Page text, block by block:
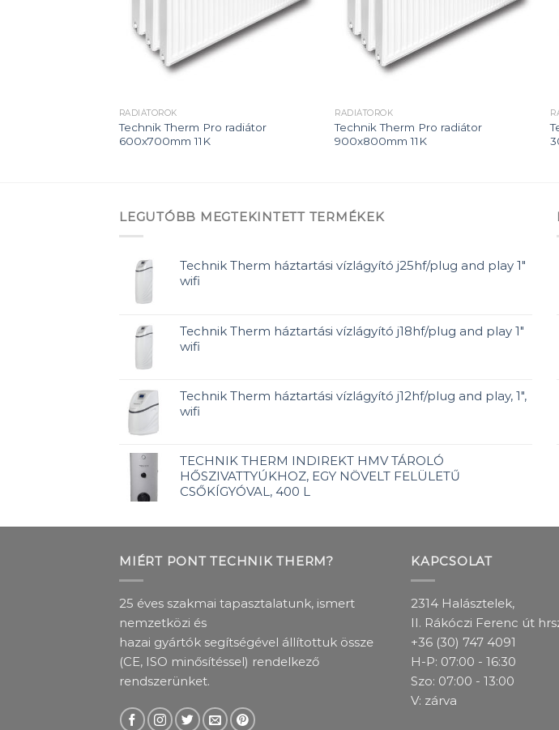
RADIÁTOROK
Technik Therm Pro radiátor
600x700mm 11K
RADIÁTOROK
Technik Therm Pro radiátor
900x800mm 11K
LEGUTÓBB MEGTEKINTETT TERMÉKEK
Technik Therm háztartási vízlágyító j25hf/plug and play 1"
wifi
Technik Therm háztartási vízlágyító j18hf/plug and play 1"
wifi
Technik Therm háztartási vízlágyító j12hf/plug and play, 1",
wifi
TECHNIK THERM INDIREKT HMV TÁROLÓ
HŐSZIVATTYÚKHOZ, EGY NÖVELT FELÜLETŰ
CSŐKÍGYÓVAL, 400 L
MIÉRT PONT TECHNIK THERM?
25 éves szakmai tapasztalatunk, ismert
nemzetközi és
hazai gyártók segítségével állítottuk össze
(CE, ISO minősítéssel) rendelkező
rendszerünket.
KAPCSOLAT
2314 Halásztelek,
II. Rákóczi Ferenc út
+36 (30) 747 4091
H-P: 07:00 - 16:30
Szo: 07:00 - 13:00
V: zárva